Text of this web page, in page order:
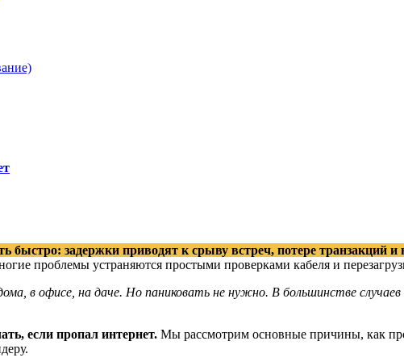
быстро: задержки приводят к срыву встреч, потере
проблемы устраняются простыми проверками кабеля и
в офисе, на даче. Но паниковать не нужно. В большинстве
если пропал интернет. Мы рассмотрим основные причины, как